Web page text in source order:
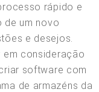
rápido e
de um novo
e desejos.
em consideração
software com
de armazéns da